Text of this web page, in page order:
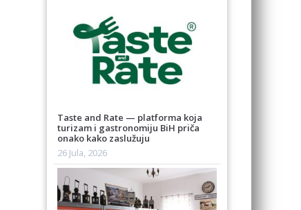
Taste and Rate — platforma koja
turizam i gastronomiju BiH priča
onako kako zaslužuju
26 Jula, 2026